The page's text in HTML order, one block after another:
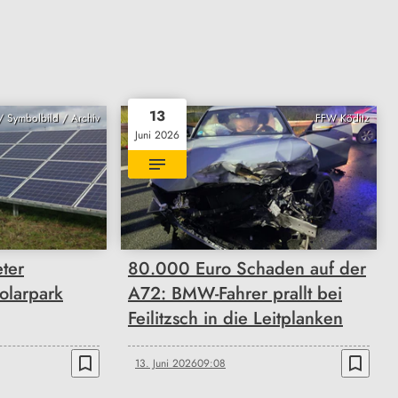
Symbolbild / Archiv
bookmark_border
FFW Köditz
13
Juni 2026
80.000 Euro Schaden auf der
A72: BMW-Fahrer prallt bei
Feilitzsch in die Leitplanken
13. Juni 202609:08 bookmark_border